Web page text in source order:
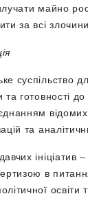
майно
за всі
суспільство
та готовності
відомих
та
ініціатив
в
освіти